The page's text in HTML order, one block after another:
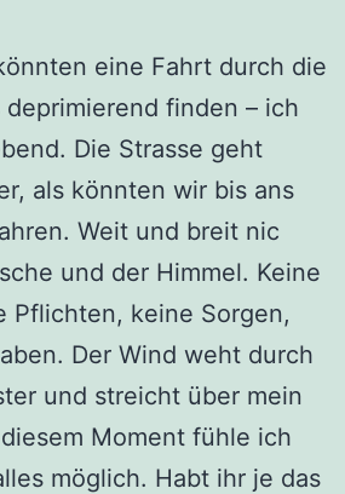
eine Fahrt durch die
finden – ich
Die Strasse geht
als könnten wir bis ans
Weit und breit nic
und der Himmel. Keine
Pflichten, keine Sorgen,
Der Wind weht durch
und streicht über mein
Moment fühle ich
möglich. Habt ihr je das